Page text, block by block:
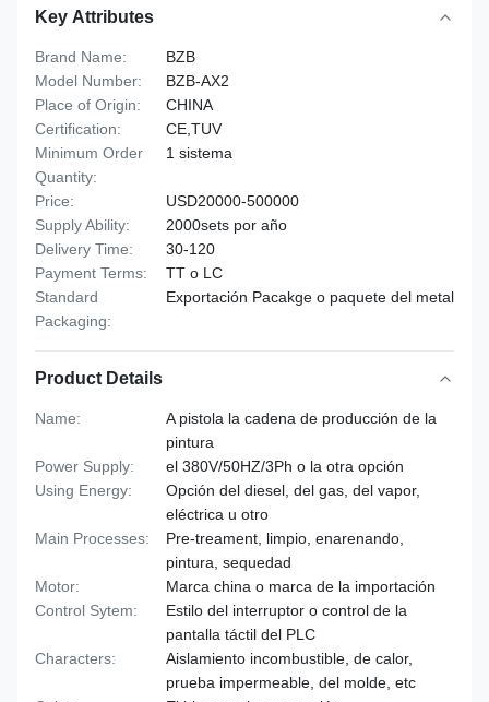
Key Attributes
Brand Name:
BZB
Model Number:
BZB-AX2
Place of Origin:
CHINA
Certification:
CE,TUV
Minimum Order
Quantity:
1 sistema
Price:
USD20000-500000
Supply Ability:
2000sets por año
Delivery Time:
30-120
Payment Terms:
TT o LC
Standard
Packaging:
Exportación Pacakge o paquete del metal
Product Details
Name:
A pistola la cadena de producción de la
pintura
Power Supply:
el 380V/50HZ/3Ph o la otra opción
Using Energy:
Opción del diesel, del gas, del vapor,
eléctrica u otro
Main Processes:
Pre-treament, limpio, enarenando,
pintura, sequedad
Motor:
Marca china o marca de la importación
Control Sytem:
Estilo del interruptor o control de la
pantalla táctil del PLC
Characters:
Aislamiento incombustible, de calor,
prueba impermeable, del molde, etc